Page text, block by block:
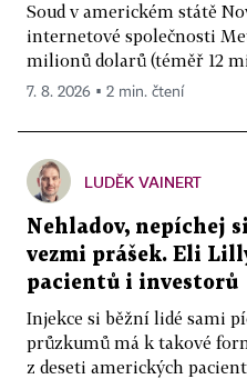
Soud v americkém státě
internetové společnosti
milionů dolarů (téměř 12
7. 8. 2026 ▪ 2 min. čtení
LUDĚK VAINERT
Nehladov, nepíchej
vezmi prášek. Eli
pacientů i investorů
Injekce si běžní lidé sami
průzkumů má k takové
z deseti amerických